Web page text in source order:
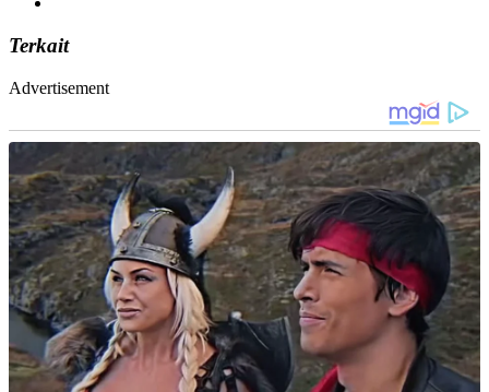
Terkait
Advertisement